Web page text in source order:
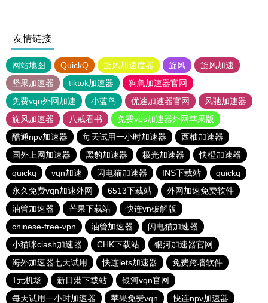
友情链接
网站地图 QuickQ 旋风加速度器 旋风
旋风加速
坚果加速器
tiktok加速器
狗急加速器官网
免费vqn外网加速
小蓝鸟 优途加速器官网
风驰加速器
旋风加速器
八戒看书
免费vps加速器外网苹果版
酷通npv加速器
每天试用一小时加速器
西柚加速器
国外上网加速器
黑豹加速器 极光加速器
快橙加速器
quickq
vqn加速 闪电猫加速器 INS下载站
quickq
永久免费vqn加速外网
6513下载站
外网加速免费软件
油管加速器
芒果下载站
快连vn破解版
chinese-free-vpn
油管加速器
闪电猫加速器
小猫咪ciash加速器
CHK下载站
银河加速器官网
海外加速器七天试用
快连lets加速器
免费跨墙软件
1元机场
新日港下载站
银河vqn官网
每天试用一小时加速器
苹果免费vqn 快连npv加速器